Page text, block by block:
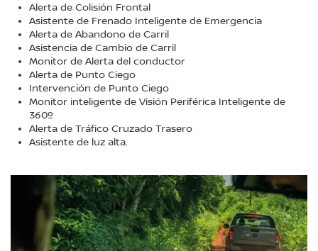
Alerta de Colisión Frontal
Asistente de Frenado Inteligente de Emergencia
Alerta de Abandono de Carril
Asistencia de Cambio de Carril
Monitor de Alerta del conductor
Alerta de Punto Ciego
Intervención de Punto Ciego
Monitor inteligente de Visión Periférica Inteligente de
360º
Alerta de Tráfico Cruzado Trasero
Asistente de luz alta.